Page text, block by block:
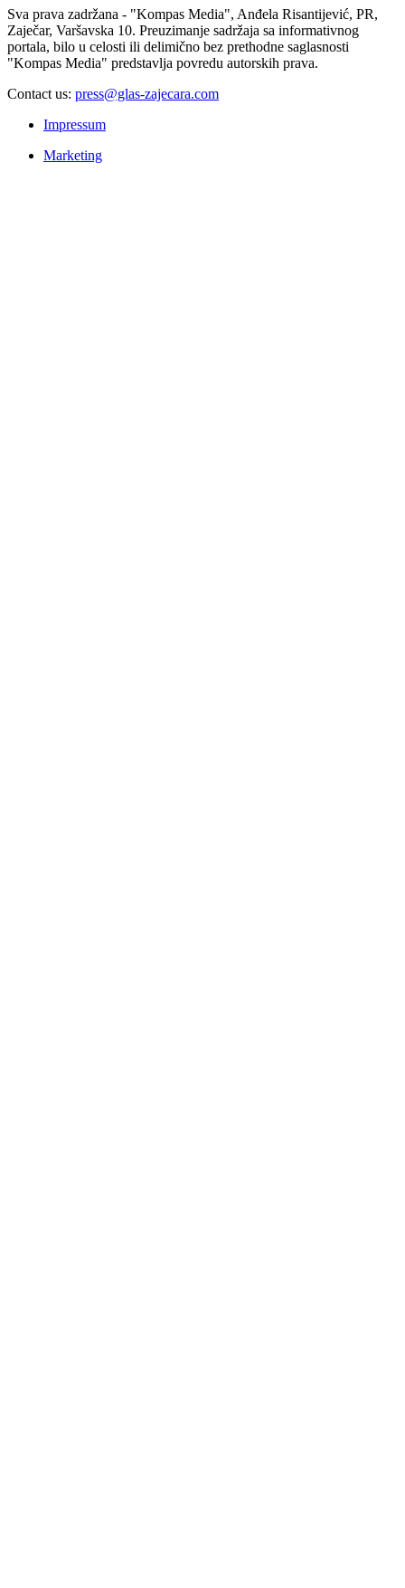
Sva prava zadržana - "Kompas Media", Anđela Risantijević, PR,
Zaječar, Varšavska 10. Preuzimanje sadržaja sa informativnog
portala, bilo u celosti ili delimično bez prethodne saglasnosti
"Kompas Media" predstavlja povredu autorskih prava.
Contact us: press@glas-zajecara.com
Impressum
Marketing